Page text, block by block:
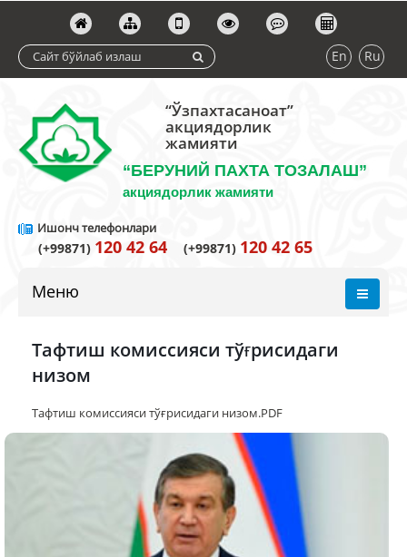
En Ru
“Ўзпахтасаноат”
акциядорлик
жамияти
“БЕРУНИЙ ПАХТА ТОЗАЛАШ”
акциядорлик жамияти
Ишонч телефонлари
(+99871) 120 42 64 (+99871) 120 42 65
Меню
Тафтиш комиссияси тўғрисидаги
низом
Тафтиш комиссияси тўғрисидаги низом.PDF